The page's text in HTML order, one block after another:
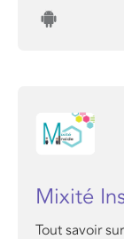
Mixité
Tout savoir